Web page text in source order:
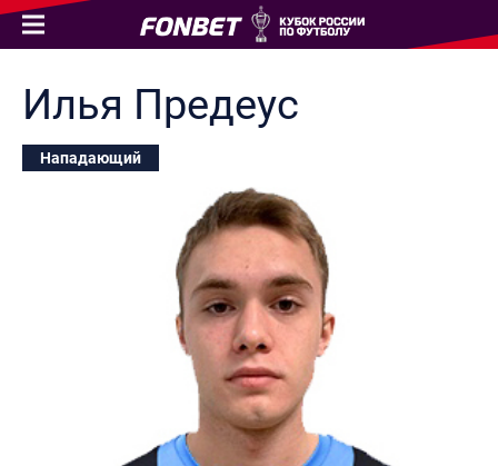
Илья Предеус
Нападающий